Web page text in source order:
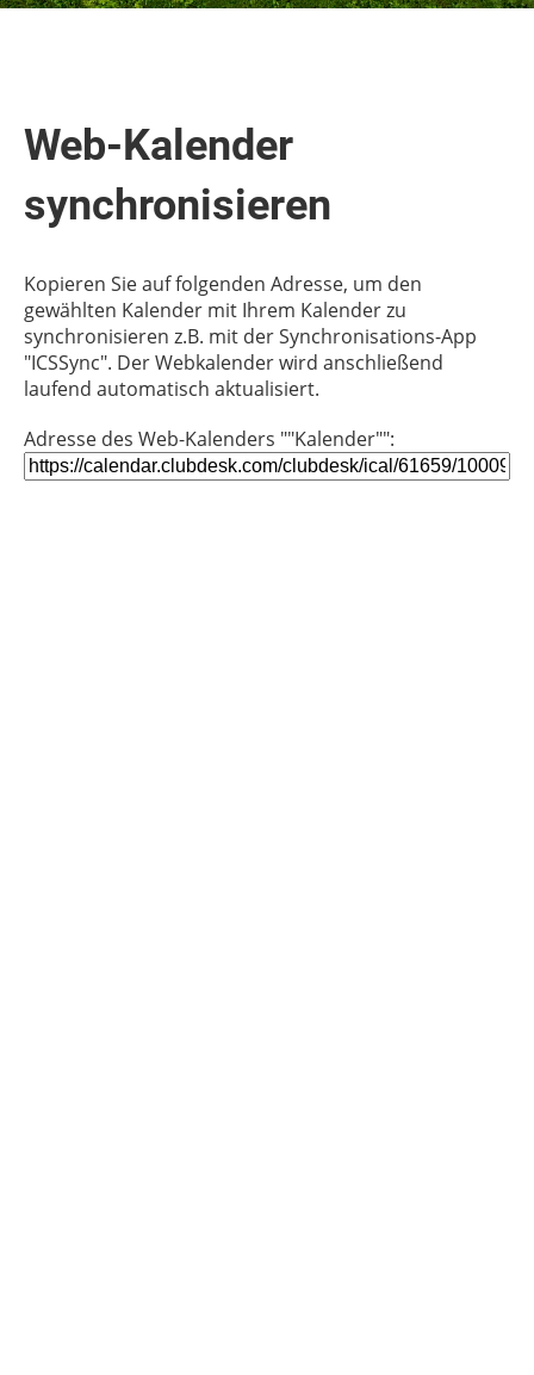
Web-Kalender
synchronisieren
Kopieren Sie auf folgenden Adresse, um den
gewählten Kalender mit Ihrem Kalender zu
synchronisieren z.B. mit der Synchronisations-App
"ICSSync". Der Webkalender wird anschließend
laufend automatisch aktualisiert.
Adresse des Web-Kalenders ""Kalender"":